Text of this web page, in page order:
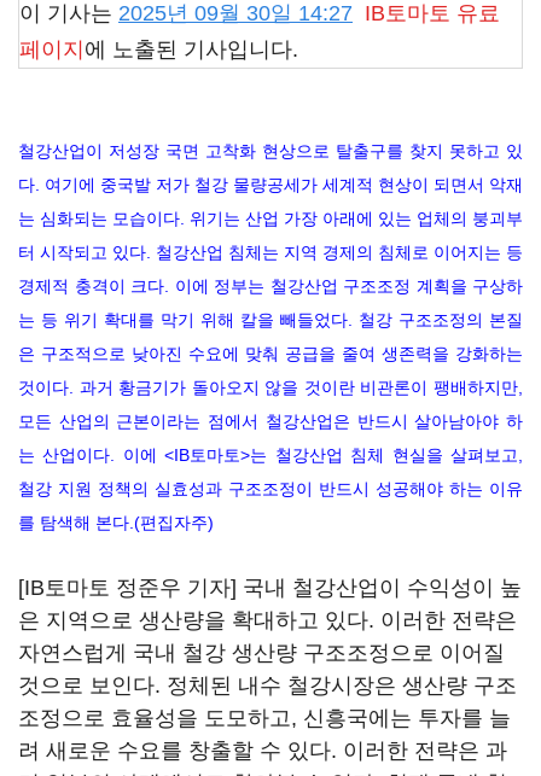
이 기사는 2025년 09월 30일 14:27 IB토마토 유료
페이지 에 노출된 기사입니다.
철강산업이 저성장 국면 고착화 현상으로 탈출구를 찾지 못하고 있
다. 여기에 중국발 저가 철강 물량공세가 세계적 현상이 되면서 악재
는 심화되는 모습이다. 위기는 산업 가장 아래에 있는 업체의 붕괴부
터 시작되고 있다. 철강산업 침체는 지역 경제의 침체로 이어지는 등
경제적 충격이 크다. 이에 정부는 철강산업 구조조정 계획을 구상하
는 등 위기 확대를 막기 위해 칼을 빼들었다. 철강 구조조정의 본질
은 구조적으로 낮아진 수요에 맞춰 공급을 줄여 생존력을 강화하는
것이다. 과거 황금기가 돌아오지 않을 것이란 비관론이 팽배하지만,
모든 산업의 근본이라는 점에서 철강산업은 반드시 살아남아야 하
는 산업이다. 이에 <IB토마토>는 철강산업 침체 현실을 살펴보고,
철강 지원 정책의 실효성과 구조조정이 반드시 성공해야 하는 이유
를 탐색해 본다.(편집자주)
[IB토마토 정준우 기자] 국내 철강산업이 수익성이 높
은 지역으로 생산량을 확대하고 있다. 이러한 전략은
자연스럽게 국내 철강 생산량 구조조정으로 이어질
것으로 보인다. 정체된 내수 철강시장은 생산량 구조
조정으로 효율성을 도모하고, 신흥국에는 투자를 늘
려 새로운 수요를 창출할 수 있다. 이러한 전략은 과